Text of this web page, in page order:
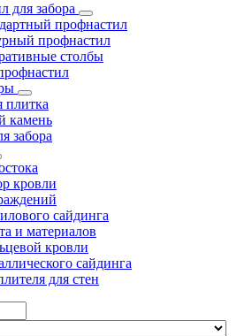
для забора
профнастил
профнастил
столбы
плитка
камень
забора
кровли
сайдинга
и материалов
кровли
сайдинга
для стен